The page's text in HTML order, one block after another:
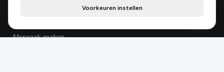
Afspraak maken
Voorkeuren instellen